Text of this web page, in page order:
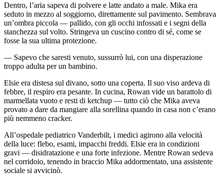
Dentro, l’aria sapeva di polvere e latte andato a male. Mika era
seduto in mezzo al soggiorno, direttamente sul pavimento. Sembrava
un’ombra piccola — pallido, con gli occhi infossati e i segni della
stanchezza sul volto. Stringeva un cuscino contro di sé, come se
fosse la sua ultima protezione.
— Sapevo che saresti venuto, sussurrò lui, con una disperazione
troppo adulta per un bambino.
Elsie era distesa sul divano, sotto una coperta. Il suo viso ardeva di
febbre, il respiro era pesante. In cucina, Rowan vide un barattolo di
marmellata vuoto e resti di ketchup — tutto ciò che Mika aveva
provato a dare da mangiare alla sorellina quando in casa non c’erano
più nemmeno cracker.
All’ospedale pediatrico Vanderbilt, i medici agirono alla velocità
della luce: flebo, esami, impacchi freddi. Elsie era in condizioni
gravi — disidratazione e una forte infezione. Mentre Rowan sedeva
nel corridoio, tenendo in braccio Mika addormentato, una assistente
sociale si avvicinò.